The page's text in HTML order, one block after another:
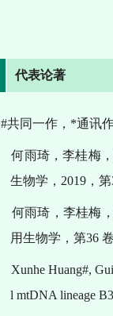
代表论著
#共同一作， *通讯
何雨琦，李桂梅
生物学， 2019 ，第
何雨琦，李桂梅，
用生物学，第36
Xunhe Huang#,
l mtDNA lineage